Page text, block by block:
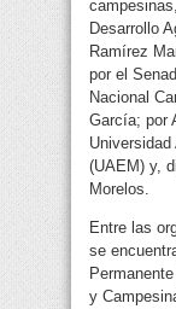
Desarrollo
Ramírez
por el
Nacional
García; por
(UAEM) y,
Morelos.
Entre las
se
y